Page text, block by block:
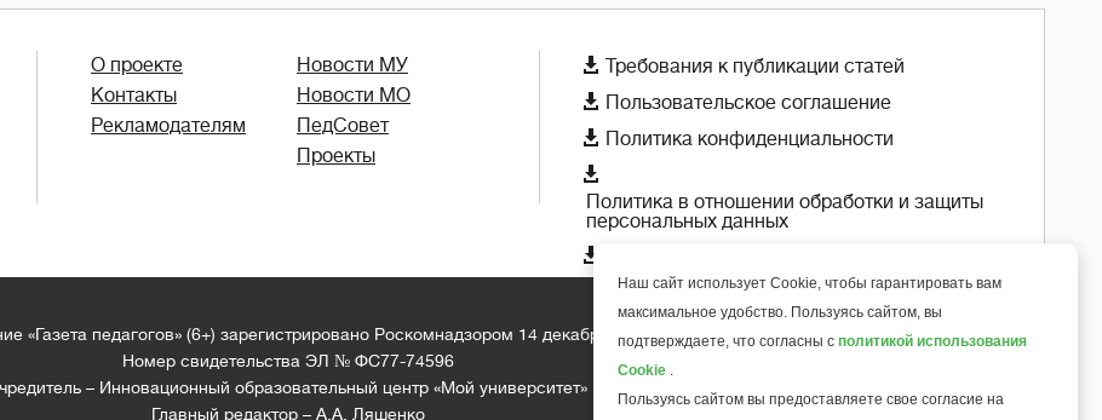
О проекте
Контакты
Рекламодателям
Новости МУ
Новости МО
ПедСовет
Проекты
 Требования к публикации статей
 Пользовательское соглашение
 Политика конфиденциальности

Политика в отношении обработки и защиты
персональных данных

«Газета педагогов» (6+) зарегистрировано Роскомнадзором 14 декабря 2018 года
Номер свидетельства ЭЛ № ФС77-74596
– Инновационный образовательный центр «Мой университет»
Главный редактор – А.А. Ляшенко
6+
Наш сайт использует Cookie, чтобы гарантировать вам
максимальное удобство. Пользуясь сайтом, вы
подтверждаете, что согласны с политикой использования
Cookie .
Пользуясь сайтом вы предоставляете свое согласие на